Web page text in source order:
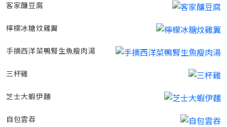
客家釀豆腐
檸檬冰糖炆雞翼
手摘西洋菜鴨腎生魚瘦肉湯
三杯雞
芝士大蝦伊麵
自包雲吞